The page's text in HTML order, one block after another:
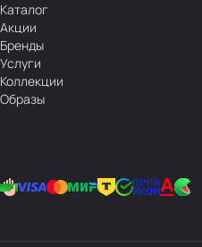
Каталог
Акции
Бренды
Услуги
Коллекции
Образы